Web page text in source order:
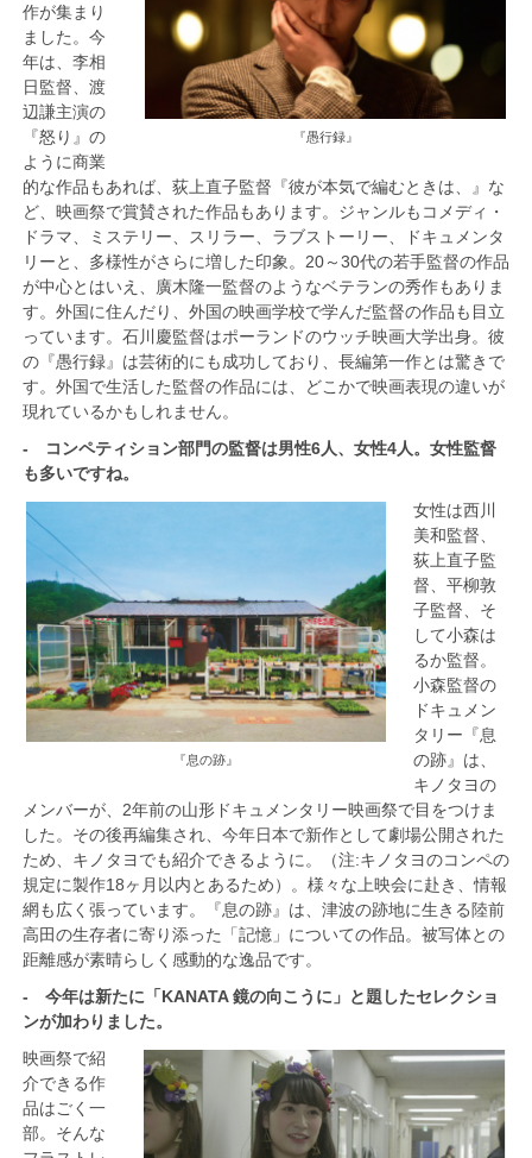
『愚行録』
作が集まり
ました。今
年は、李相
日監督、渡
辺謙主演の
『怒り』の
ように商業
的な作品もあれば、荻上直子監督『彼が本気で編むときは、』な
ど、映画祭で賞賛された作品もあります。ジャンルもコメディ・
ドラマ、ミステリー、スリラー、ラブストーリー、ドキュメンタ
リーと、多様性がさらに増した印象。20～30代の若手監督の作品
が中心とはいえ、廣木隆一監督のようなベテランの秀作もありま
す。外国に住んだり、外国の映画学校で学んだ監督の作品も目立
っています。石川慶監督はポーランドのウッチ映画大学出身。彼
の『愚行録』は芸術的にも成功しており、長編第一作とは驚きで
す。外国で生活した監督の作品には、どこかで映画表現の違いが
現れているかもしれません。
- コンペティション部門の監督は男性6人、女性4人。女性監督
も多いですね。
『息の跡』
女性は西川
美和監督、
荻上直子監
督、平柳敦
子監督、そ
して小森は
るか監督。
小森監督の
ドキュメン
タリー『息
の跡』は、
キノタヨの
メンバーが、2年前の山形ドキュメンタリー映画祭で目をつけま
した。その後再編集され、今年日本で新作として劇場公開された
ため、キノタヨでも紹介できるように。（注:キノタヨのコンペの
規定に製作18ヶ月以内とあるため）。様々な上映会に赴き、情報
網も広く張っています。『息の跡』は、津波の跡地に生きる陸前
高田の生存者に寄り添った「記憶」についての作品。被写体との
距離感が素晴らしく感動的な逸品です。
- 今年は新たに「KANATA 鏡の向こうに」と題したセレクショ
ンが加わりました。
映画祭で紹
介できる作
品はごく一
部。そんな